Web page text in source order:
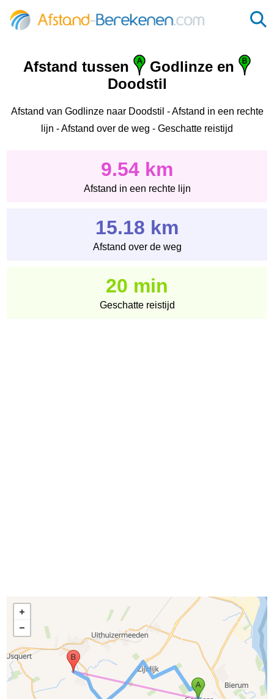
Afstand tussen
Godlinze en
Doodstil
Afstand van Godlinze naar Doodstil - Afstand in een rechte
lijn - Afstand over de weg - Geschatte reistijd
9.54 km
Afstand in een rechte lijn
15.18 km
Afstand over de weg
20 min
Geschatte reistijd